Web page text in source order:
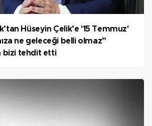
Hüseyin Çelik’e '15 Temmuz'
ne geleceği belli olmaz”
bizi tehdit etti